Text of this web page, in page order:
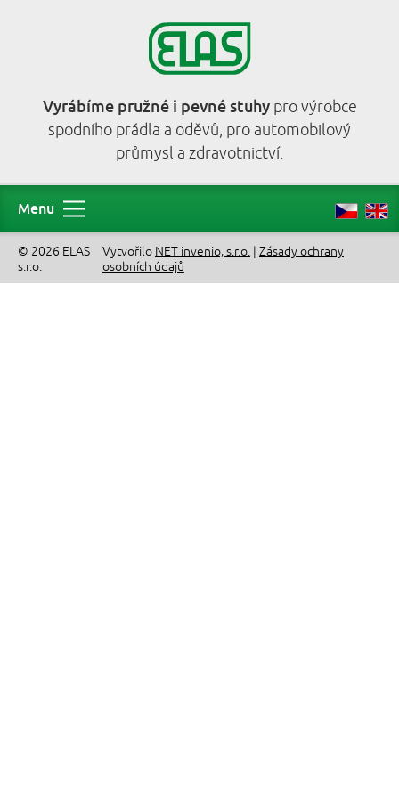
Vyrábíme pružné i pevné stuhypro výrobce
spodního prádla a oděvů, pro automobilový
průmysl a zdravotnictví.
Menu
© 2026 ELAS
s.r.o.
Vytvořilo NET invenio, s.r.o.| Zásady ochrany
osobních údajů